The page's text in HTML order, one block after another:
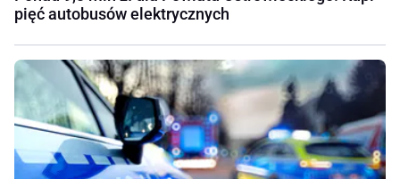
pięć autobusów elektrycznych